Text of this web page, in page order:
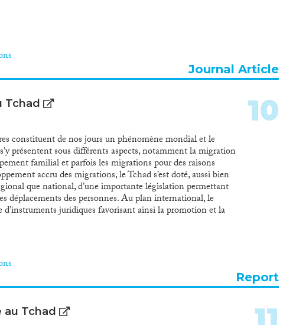
Journal Article
Tchad
constituent de nos jours un phénomène mondial et le
présentent sous différents aspects, notamment la migration
familial et parfois les migrations pour des raisons
accru des migrations, le Tchad s’est doté, aussi bien
que national, d’une importante législation permettant
déplacements des personnes. Au plan international, le
juridiques favorisant ainsi la promotion et la
Cependant, il y a lieu d’observer la non ratification de
et de leur famille ; ce qui démontre probablement un
nécessaires pour assurer la protection des migrants. Au
du 31 mars 1996, révisée en 2005, reste le texte
la loi portant Code du travail au Tchad, le décret régissant
de l’accueil, du séjour et des conditions d’entrée
textes nationaux offrent un cadre juridique important pour
10
Report
Tchad